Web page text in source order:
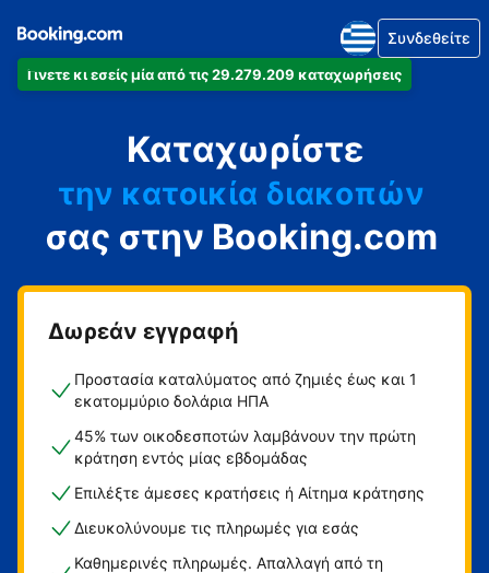
Γίνετε κι εσείς μία από τις 29.279.209 καταχωρήσεις
Συνδεθείτε
Καταχωρίστε
το ξενοδοχείο
την κατοικία διακοπών
τον ξενώνα
τη βίλα
σας στην Booking.com
Δωρεάν εγγραφή
Προστασία καταλύματος από ζημιές έως και 1
εκατομμύριο δολάρια ΗΠΑ
45% των οικοδεσποτών λαμβάνουν την πρώτη
κράτηση εντός μίας εβδομάδας
Επιλέξτε άμεσες κρατήσεις ή Αίτημα κράτησης
Διευκολύνουμε τις πληρωμές για εσάς
Καθημερινές πληρωμές. Απαλλαγή από τη